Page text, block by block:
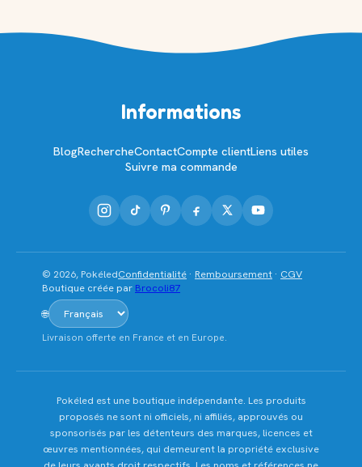
Informations
BlogRechercheContactCompte clientLiens utiles
Suivre ma commande
© 2026, PokéledConfidentialité · Remboursement · CGV
Boutique créée par Brocoli87
🌐
Livraison offerte en France et en Europe.
Pokéled est une boutique indépendante. Les produits
proposés ne sont ni officiels, ni affiliés, approuvés ou
sponsorisés par les détenteurs des marques, licences et
œuvres mentionnées, qui demeurent la propriété exclusive